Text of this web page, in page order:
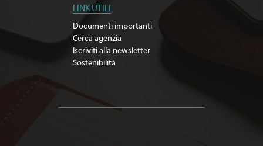
LINK UTILI
Documenti importanti
Cerca agenzia
Iscriviti alla newsletter
Sostenibilità